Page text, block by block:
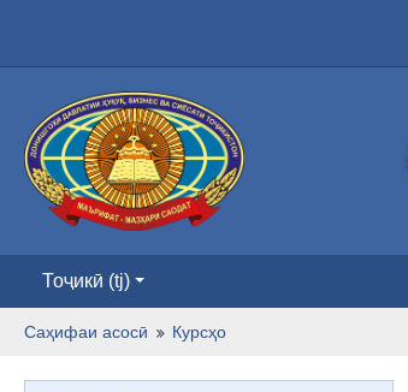
Тоҷикӣ ‎(tj)‎
Саҳифаи асосӣ Курсҳо